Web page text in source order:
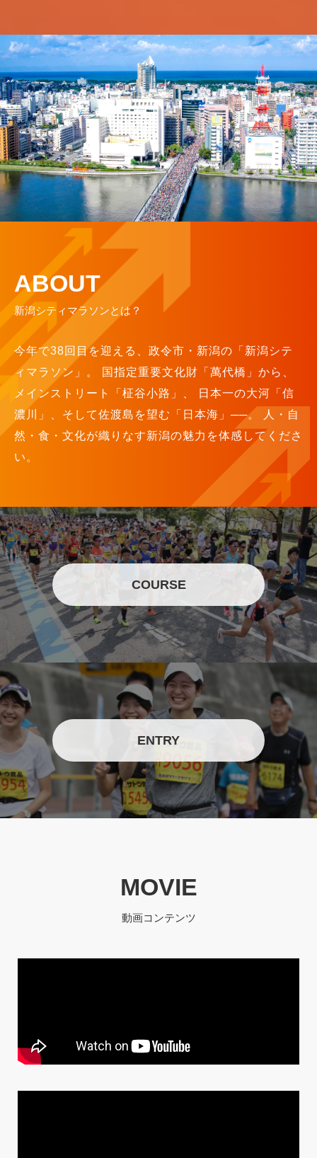
ABOUT
新潟シティマラソンとは？
今年で38回目を迎える、政令市・新潟の「新潟シテ
ィマラソン」。 国指定重要文化財「萬代橋」から、
メインストリート「柾谷小路」、 日本一の大河「信
濃川」、そして佐渡島を望む「日本海」──。 人・自
然・食・文化が織りなす新潟の魅力を体感してくださ
い。
COURSE
ENTRY
MOVIE
動画コンテンツ